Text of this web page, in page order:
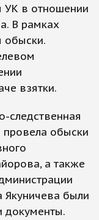
УК в отношении
В рамках
обыски.
взятки.
следственная
провела обыски
а также
Якуничева были
документы.